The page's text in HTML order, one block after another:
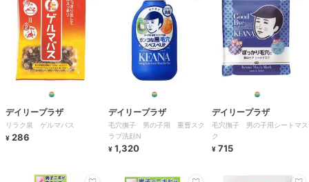
デイリープラザ
リラク泉 ゲルマバス
¥ 286
デイリープラザ
毛穴撫子 男の子用 重曹スク
ラブ洗顔N
¥ 1,320
デイリープラザ
毛穴撫子 男の子用シートマス
ク
¥ 715